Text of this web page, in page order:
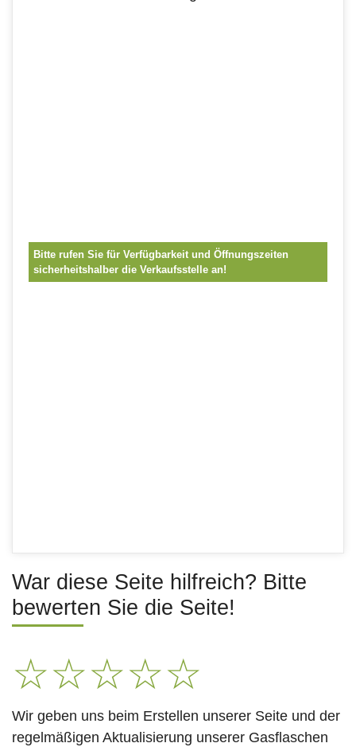
Bitte rufen Sie für Verfügbarkeit und Öffnungszeiten
sicherheitshalber die Verkaufsstelle an!
War diese Seite hilfreich? Bitte
bewerten Sie die Seite!
☆☆☆☆☆
Wir geben uns beim Erstellen unserer Seite und der
regelmäßigen Aktualisierung unserer Gasflaschen